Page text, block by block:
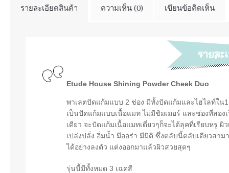
รายละเอียดสินค้า ความเห็น (0) เขียนข้อคิดเห็น
Etude House Shining Powder Cheek Duo
พาเลตปัดแก้มแบบ 2 ช่อง มีทั้งปัดแก้มและไฮไลท์ใน
เป็นปัดแก้มแบบเนื้อแมท ไม่มีชิมเมอร์ และช่องที่สอง
เดียว จะปัดแก้มเนื้อแมทเดี่ยวๆก็จะได้ลุคที่เรียบหรู
เปล่งปลั่ง อิ่มน้ำ มีออร่า มีมิติ ซึ่งตลับนี้ตลับเดียวสา
ได้อย่างลงตัว แต่งออกมาแล้วผิวสวยสุดๆ
รุ่นนี้มีทั้งหมด 3 เฉดสี